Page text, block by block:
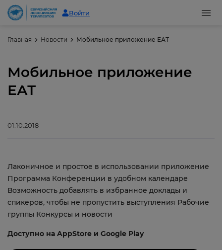
Войти
Главная Новости Мобильное приложение ЕАТ
Мобильное приложение
ЕАТ
01.10.2018
Лаконичное и простое в использовании приложение
Программа Конференции в удобном календаре
Возможность добавлять в избранное доклады и
спикеров, чтобы не пропустить выступления Рабочие
группы Конкурсы и новости
Доступно на AppStore и Google Play